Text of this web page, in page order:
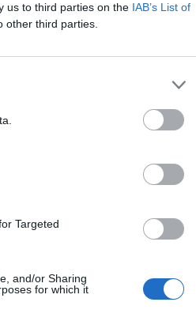
us to third parties on the IAB’s List of
other third parties.
Targeted
and/or Sharing
for which it
superato le francesi Placette-
alle ore 16, affronterà le
austriaci Waller-Pristauz, vincitori